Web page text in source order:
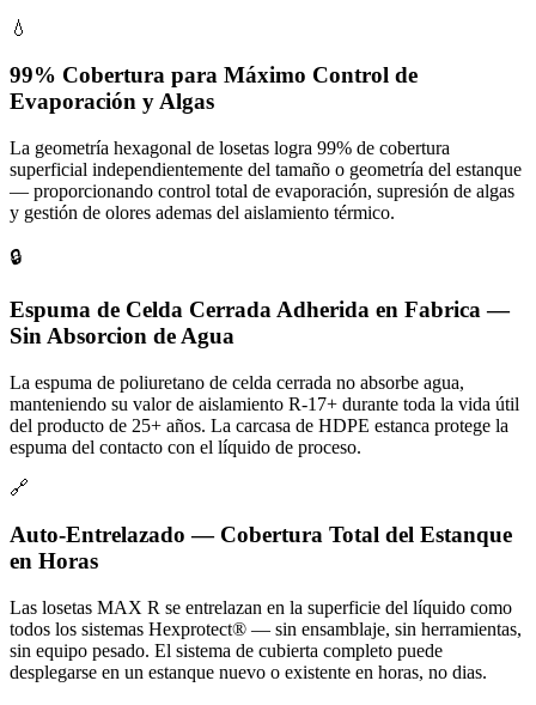
💧
99% Cobertura para Máximo Control de
Evaporación y Algas
La geometría hexagonal de losetas logra 99% de cobertura
superficial independientemente del tamaño o geometría del estanque
— proporcionando control total de evaporación, supresión de algas
y gestión de olores ademas del aislamiento térmico.
🔒
Espuma de Celda Cerrada Adherida en Fabrica —
Sin Absorcion de Agua
La espuma de poliuretano de celda cerrada no absorbe agua,
manteniendo su valor de aislamiento R-17+ durante toda la vida útil
del producto de 25+ años. La carcasa de HDPE estanca protege la
espuma del contacto con el líquido de proceso.
🔗
Auto-Entrelazado — Cobertura Total del Estanque
en Horas
Las losetas MAX R se entrelazan en la superficie del líquido como
todos los sistemas Hexprotect® — sin ensamblaje, sin herramientas,
sin equipo pesado. El sistema de cubierta completo puede
desplegarse en un estanque nuevo o existente en horas, no dias.